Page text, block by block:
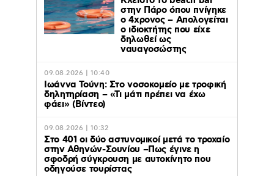
στην Πάρο όπου πνίγηκε
ο 4χρονος – Απολογείται
ο ιδιοκτήτης που είχε
δηλωθεί ως
ναυαγοσώστης
09.08.2026 | 10:40
Ιωάννα Τούνη: Στο νοσοκομείο με τροφική
δηλητηρίαση – «Τι μάτι πρέπει να έχω
φάει» (Βίντεο)
09.08.2026 | 10:32
Στο 401 οι δύο αστυνομικοί μετά το τροχαίο
στην Αθηνών-Σουνίου –Πως έγινε η
σφοδρή σύγκρουση με αυτοκίνητο που
οδηγούσε τουρίστας